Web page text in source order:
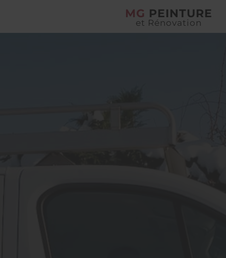
MG PEINTURE
et Rénovation